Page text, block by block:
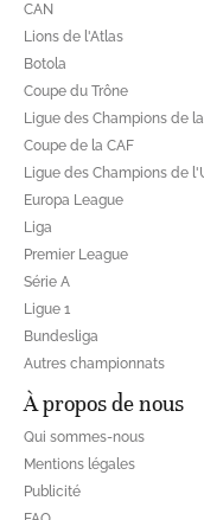
CAN
Lions de l'Atlas
Botola
Coupe du Trône
Ligue des Champions de
Coupe de la CAF
Ligue des Champions de
Europa League
Liga
Premier League
Série A
Ligue 1
Bundesliga
Autres championnats
À propos de nous
Qui sommes-nous
Mentions légales
Publicité